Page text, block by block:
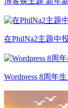
在PhilNa2主题中
Wordpress 8周年